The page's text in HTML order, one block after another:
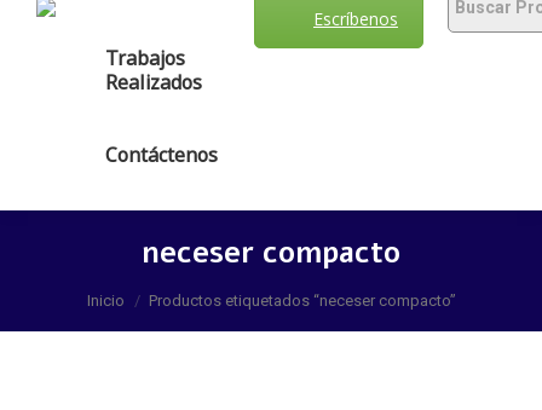
Trabajos
Realizados
Contáctenos
Escríbenos
neceser compacto
Estás aquí:
Inicio Productos etiquetados “neceser compacto”